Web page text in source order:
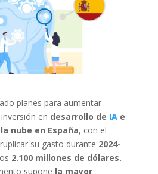
planes para aumentar
en desarrollo de IAe
nube en España, con el
su gasto durante 2024-
2.100 millones de dólares.
supone la mayor